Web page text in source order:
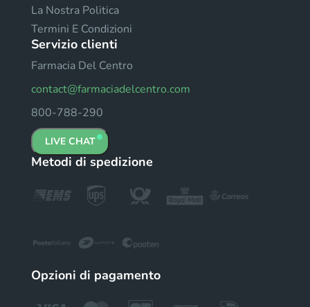
La Nostra Politica
Termini E Condizioni
Servizio clienti
Farmacia Del Centro
contact@farmaciadelcentro.com
800-788-290
LIVE CHAT
Metodi di spedizione
Opzioni di pagamento